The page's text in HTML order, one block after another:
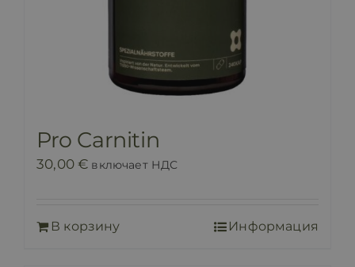
Pro Carnitin
30,00€ включает НДС
В корзину Информация